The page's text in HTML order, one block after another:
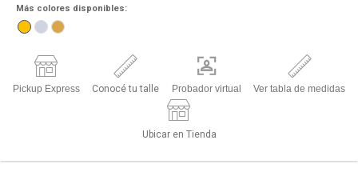
Más colores disponibles:
Pickup Express Conocé tu talle Probador virtual Ver tabla de medidas
Ubicar en Tienda